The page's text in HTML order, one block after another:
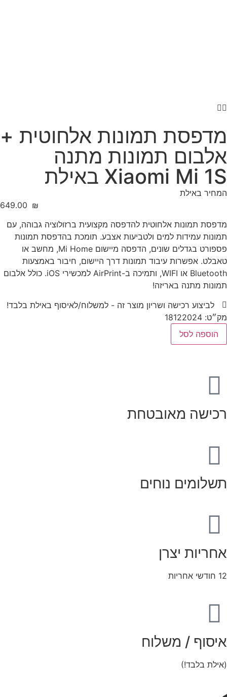
מדפסת תמונות אלחוטית +
אלבום תמונות מתנה
Xiaomi Mi 1S באילת
המחיר באילת
‎649.00 ₪
מדפסת תמונות אלחוטית להדפסה מקצועית ברזולוציה גבוהה, עם
תמונות עמידות למים ולטביעות אצבע. תומכת בהדפסת תמונות
פספורט בגדלים שונים, הדפסה מיישום Mi Home, מחשב או
טאבלט. אפשרות עיבוד תמונות דרך היישום, חיבור באמצעות
Bluetooth או WIFI, ותמיכה ב-AirPrint למכשירי iOS. כולל אלבום
תמונות מתנה באריזה!
לביצוע רכישה ושריון מוצר זה - למשלוח/לאיסוף באילת בלבד!
מק״ט: 18122024
הוספה לסל
רכישה מאובטחת
תשלומים נוחים
אחריות יצרן
12 חודשי אחריות
איסוף / משלוח
(אילת בלבד!)